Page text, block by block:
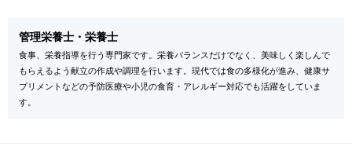
管理栄養士・栄養士
食事、栄養指導を行う専門家です。栄養バランスだけでなく、美味しく楽しんで
もらえるよう献立の作成や調理を行います。現代では食の多様化が進み、健康サ
プリメントなどの予防医療や小児の食育・アレルギー対応でも活躍をしていま
す。